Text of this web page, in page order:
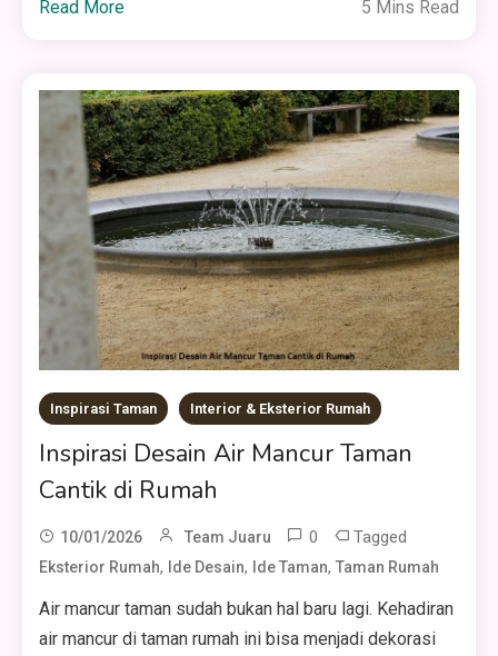
Read More 5 Mins Read
Inspirasi Taman Interior & Eksterior Rumah
Inspirasi Desain Air Mancur Taman
Cantik di Rumah
10/01/2026 Team Juaru 0 Tagged
Eksterior Rumah, Ide Desain, Ide Taman,Taman Rumah
Air mancur taman sudah bukan hal baru lagi. Kehadiran
air mancur di taman rumah ini bisa menjadi dekorasi